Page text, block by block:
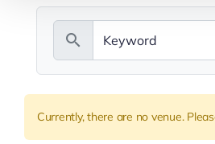
search
Currently, there are no venue.